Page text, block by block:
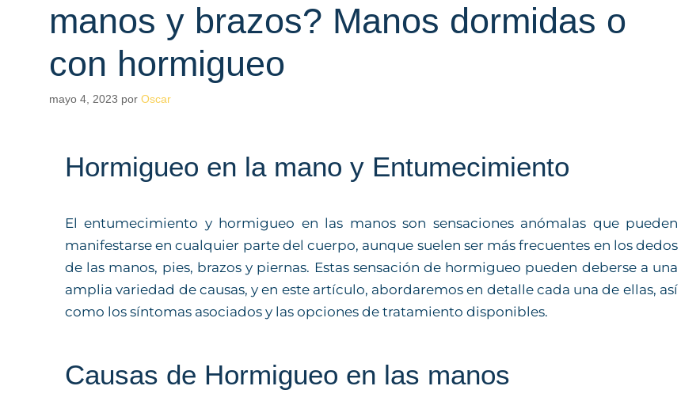
manos y brazos? Manos dormidas o
con hormigueo
mayo 4, 2023 por Oscar
Hormigueo en la mano y Entumecimiento
El entumecimiento y hormigueo en las manos son sensaciones anómalas que pueden
manifestarse en cualquier parte del cuerpo, aunque suelen ser más frecuentes en los dedos
de las manos, pies, brazos y piernas. Estas sensación de hormigueo pueden deberse a una
amplia variedad de causas, y en este artículo, abordaremos en detalle cada una de ellas, así
como los síntomas asociados y las opciones de tratamiento disponibles.
Causas de Hormigueo en las manos